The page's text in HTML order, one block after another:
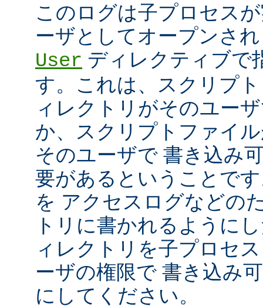
このログは子プロセス
ーザとしてオープンさ
User ディレクティブで
す。これは、スクリプ
ィレクトリがそのユー
か、スクリプトファイ
そのユーザで 書き込み
要があるということで
を アクセスログなどの
トリに書かれるように
ィレクトリを子プロセ
ーザの権限で 書き込み
にしてください。